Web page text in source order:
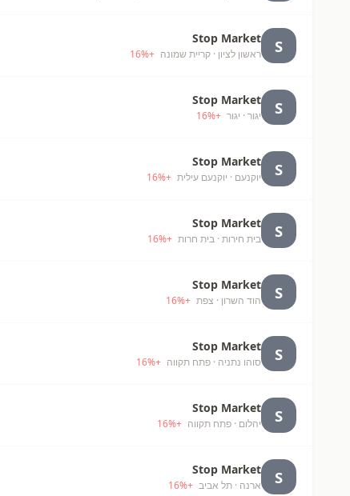
S
Stop Market
ראשון לציון · קריית שמונה +
16%
S
Stop Market
יגור · יגור +
16%
S
Stop Market
יוקנעם · יוקנעם עילית +
16%
S
Stop Market
בית חירות · בית חרות +
16%
S
Stop Market
הוד השרון · צפת +
16%
S
Stop Market
סוהו נתניה · פתח תקווה +
16%
S
Stop Market
יהלום · פתח תקווה +
16%
S
Stop Market
ארנה · תל אביב +
16%